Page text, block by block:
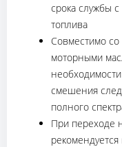
срока службы
топлива
Совместимо
моторными
смешения
полного
При переходе